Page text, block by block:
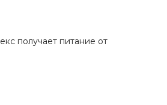
получает питание от